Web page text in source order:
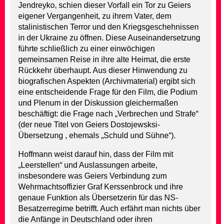
Jendreyko, schien dieser Vorfall ein Tor zu Geiers
eigener Vergangenheit, zu ihrem Vater, dem
stalinistischen Terror und den Kriegsgeschehnissen
in der Ukraine zu öffnen. Diese Auseinandersetzung
führte schließlich zu einer einwöchigen
gemeinsamen Reise in ihre alte Heimat, die erste
Rückkehr überhaupt. Aus dieser Hinwendung zu
biografischen Aspekten (Archivmaterial) ergibt sich
eine entscheidende Frage für den Film, die Podium
und Plenum in der Diskussion gleichermaßen
beschäftigt: die Frage nach „Verbrechen und Strafe“
(der neue Titel von Geiers Dostojewsksi-
Übersetzung , ehemals „Schuld und Sühne“).
Hoffmann weist darauf hin, dass der Film mit
„Leerstellen“ und Auslassungen arbeite,
insbesondere was Geiers Verbindung zum
Wehrmachtsoffizier Graf Kerssenbrock und ihre
genaue Funktion als Übersetzerin für das NS-
Besatzerregime betrifft. Auch erfährt man nichts über
die Anfänge in Deutschland oder ihren